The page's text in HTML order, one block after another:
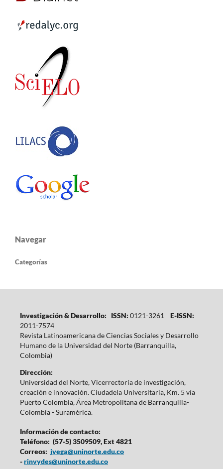
Navegar
Categorías
Investigación & Desarrollo: ISSN: 0121-3261
E-ISSN:
2011-7574
Revista Latinoamericana de Ciencias Sociales y Desarrollo
Humano de la Universidad del Norte (Barranquilla,
Colombia)
Dirección:
Universidad del Norte, Vicerrectoría de investigación,
creación e innovación. Ciudadela Universitaria, Km. 5 vía
Puerto Colombia, Área Metropolitana de Barranquilla-
Colombia - Suramérica.
Información de contacto:
Teléfono: (57-5) 3509509, Ext 4821
Correos: jvega@uninorte.edu.co
-rinvydes@uninorte.edu.co